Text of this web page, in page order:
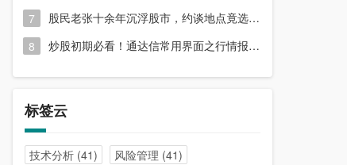
7
股民老张十余年沉浮股市，约谈地点竟选在开户超市门口？
8
炒股初期必看！通达信常用界面之行情报价与分时图介绍
标签云
技术分析 (41) 风险管理 (41)